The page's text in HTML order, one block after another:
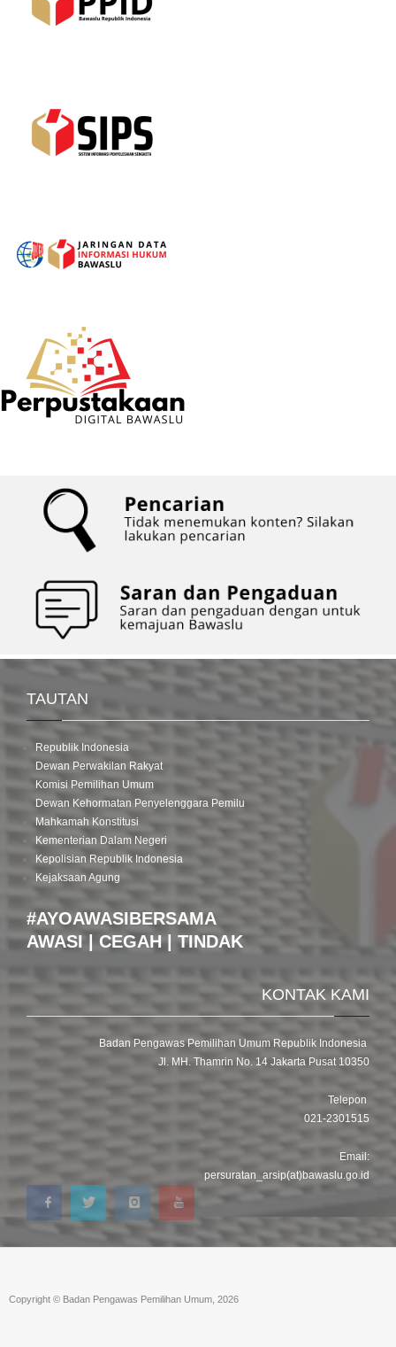
TAUTAN
Republik Indonesia
Dewan Perwakilan Rakyat
Komisi Pemilihan Umum
Dewan Kehormatan Penyelenggara Pemilu
Mahkamah Konstitusi
Kementerian Dalam Negeri
Kepolisian Republik Indonesia
Kejaksaan Agung
#AYOAWASIBERSAMA
AWASI | CEGAH | TINDAK
KONTAK KAMI
Badan Pengawas Pemilihan Umum Republik Indonesia
Jl. MH. Thamrin No. 14 Jakarta Pusat 10350
Telepon
021-2301515
Email:
persuratan_arsip(at)bawaslu.go.id
Copyright © Badan Pengawas Pemilihan Umum, 2026